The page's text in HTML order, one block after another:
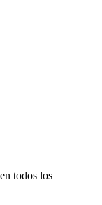
todos los